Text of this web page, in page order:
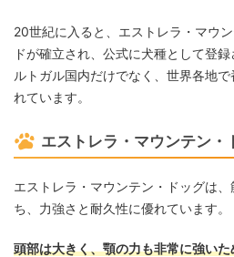
20世紀に入ると、エストレラ・マウ
ドが確立され、公式に犬種として登
ルトガル国内だけでなく、世界各地
れています。
エストレラ・マウンテン・
エストレラ・マウンテン・ドッグは
ち、力強さと耐久性に優れています。​
頭部は大きく、顎の力も非常に強い